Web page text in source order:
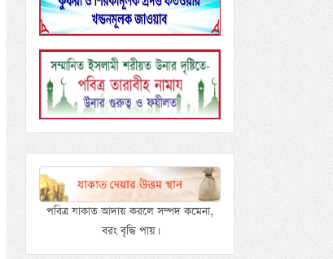
পবিত্র যাকাত আদায় করলে সম্পদ কমেনা,
বরং বৃদ্ধি পায়।